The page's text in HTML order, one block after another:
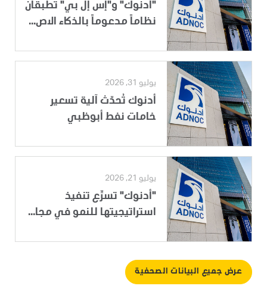
"أدنوك" و"إس إل بي" تطبقان
نظاماً مدعوماً بالذكاء الاص...
يوليو 31, 2026
أدنوك تُحدّث آلية تسعير
خامات نفط أبوظبي
يوليو 21, 2026
"أدنوك" تسرِّع تنفيذ
استراتيجيتها للنمو في مجا...
عرض جميع البيانات الصحفية